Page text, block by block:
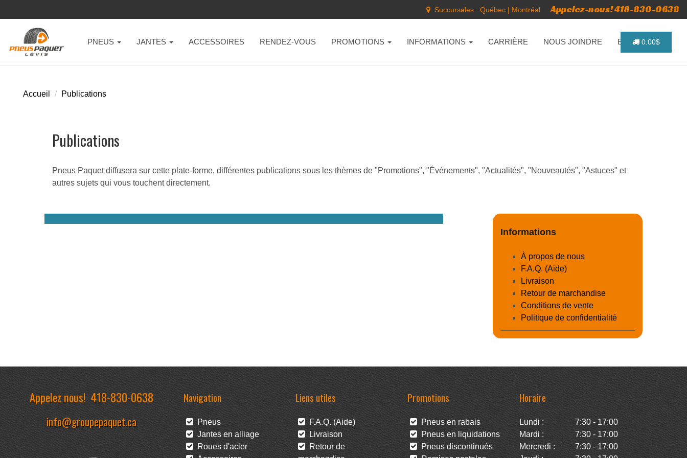
Succursales : Québec | Montréal Appelez-nous! 418-830-0638
PNEUS JANTES ACCESSOIRES RENDEZ-VOUS PROMOTIONS INFORMATIONS CARRIÈRE NOUS JOINDRE ENGLISH
0.00$
Accueil Publications
Publications
Pneus Paquet diffusera sur cette plate-forme, différentes publications sous les thèmes de "Promotions", "Événements", "Actualités", "Nouveautés", "Astuces" et
autres sujets qui vous touchent directement.
Informations
À propos de nous
F.A.Q. (Aide)
Livraison
Retour de marchandise
Conditions de vente
Politique de confidentialité
Appelez nous!418-830-0638
info@groupepaquet.ca
Navigation
Pneus
Jantes en alliage
Roues d'acier
Liens utiles
F.A.Q. (Aide)
Livraison
Retour de
Promotions
Pneus en rabais
Pneus en liquidations
Pneus discontinués
Horaire
Lundi :
7:30 - 17:00
Mardi :
7:30 - 17:00
Mercredi :
7:30 - 17:00